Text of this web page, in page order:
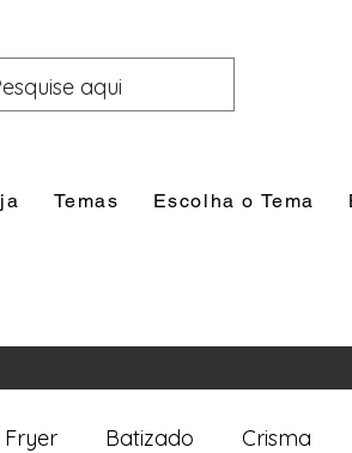
Temas Escolha o Tema
Fryer Batizado Crisma